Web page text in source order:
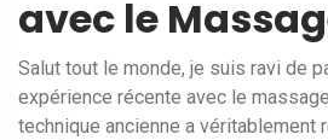
avec le
Salut tout le monde, je suis ravi de
expérience récente avec le
technique ancienne a véritablement